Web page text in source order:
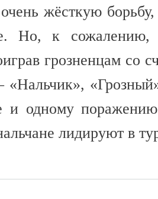
жёсткую
Но, к сожалению,
грозненцам со
«Нальчик»,
и одному
лидируют в